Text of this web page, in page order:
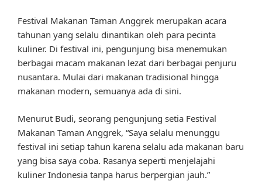
Festival Makanan Taman Anggrek merupakan acara
tahunan yang selalu dinantikan oleh para pecinta
kuliner. Di festival ini, pengunjung bisa menemukan
berbagai macam makanan lezat dari berbagai penjuru
nusantara. Mulai dari makanan tradisional hingga
makanan modern, semuanya ada di sini.
Menurut Budi, seorang pengunjung setia Festival
Makanan Taman Anggrek, “Saya selalu menunggu
festival ini setiap tahun karena selalu ada makanan baru
yang bisa saya coba. Rasanya seperti menjelajahi
kuliner Indonesia tanpa harus berpergian jauh.”